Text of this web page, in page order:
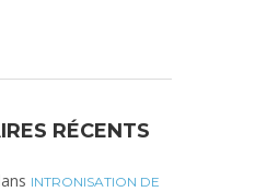
RÉCENTS
INTRONISATION DE